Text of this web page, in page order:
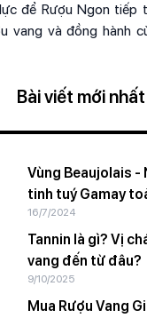
để Rượu Ngon tiếp
vang và đồng hành
Bài viết mới nhất
Vùng Beaujolais -
tinh tuý Gamay
16/7/2024
Tannin là gì? Vị
vang đến từ đâu?
9/10/2025
Mua Rượu Vang